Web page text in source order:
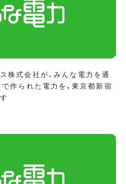
株式会社が、みんな電力を通
で作られた電力を、東京都新宿